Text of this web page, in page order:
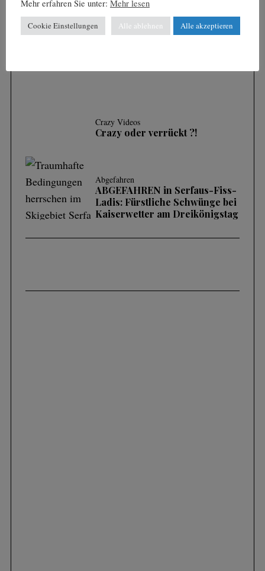
Crazy Videos
Crazy oder verrückt ?!
Abgefahren
ABGEFAHREN in Serfaus-Fiss-
Ladis: Fürstliche Schwünge bei
Kaiserwetter am Dreikönigstag
Mehr erfahren Sie unter: Mehr lesen
Cookie Einstellungen Alle ablehnen Alle akzeptieren